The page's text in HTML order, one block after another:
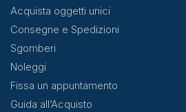
Acquista oggetti unici
Consegne e Spedizioni
Sgomberi
Noleggi
Fissa un appuntamento
Guida all’Acquisto